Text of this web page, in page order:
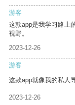
游客
这款app是我学习路上
视野。
2023-12-26
游客
这款app就像我的私人
2023-12-26